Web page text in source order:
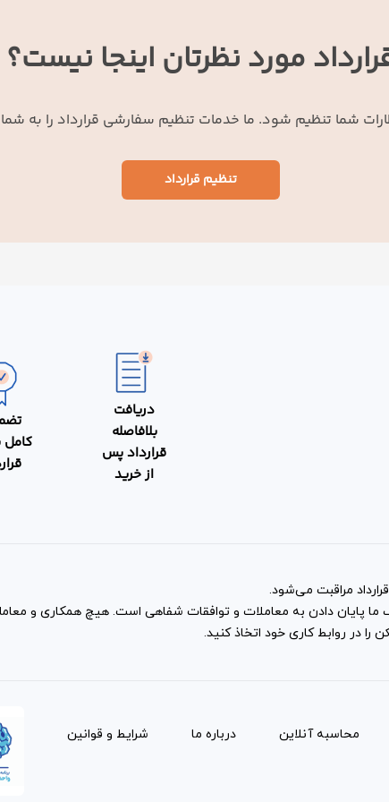
مورد نظرتان اینجا نیست؟
شما تنظیم شود. ما خدمات تنظیم سفارشی قرارداد را به
تنظیم قرارداد
دریافت
بلافاصله
قرارداد پس
از خرید
کامل
مراقبت می‌شود.
ما پایان دادن به معاملات و توافقات شفاهی است. هیچ همکاری و
در روابط کاری خود اتخاذ کنید.
محاسبه آنلاین درباره ما
شرایط و قوانین